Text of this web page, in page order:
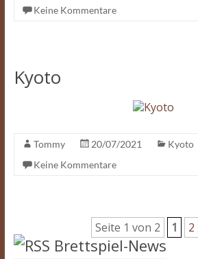
Keine Kommentare
Kyoto
Tommy 20/07/2021
Kyoto
Keine Kommentare
Seite 1 von 2 1 2
Brettspiel-News